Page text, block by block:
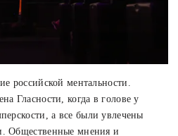
российской ментальности.
Гласности, когда в голове у
а все были увлечены
Общественные мнения и